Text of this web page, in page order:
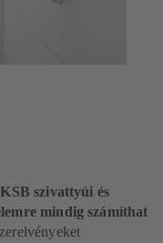
szivattyúi és
mindig számíthat